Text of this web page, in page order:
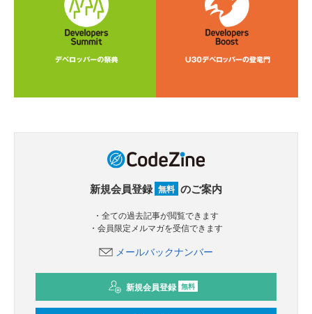
新規会員登録 無料 のご案内
・全ての過去記事が閲覧できます
・会員限定メルマガを受信できます
メールバックナンバー
新規会員登録 無料